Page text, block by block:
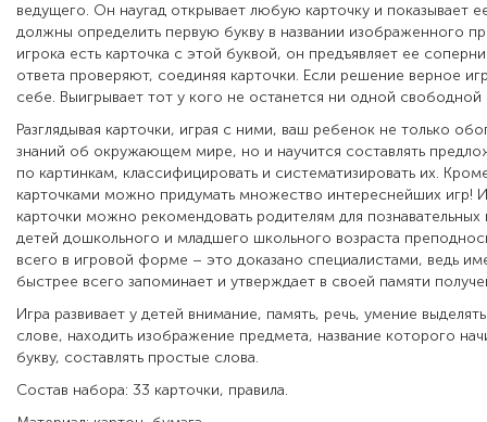
ведущего. Он наугад открывает любую карточку и показывает
должны определить первую букву в названии изображенного
игрока есть карточка с этой буквой, он предъявляет ее
ответа проверяют, соединяя карточки. Если решение верное
себе. Выигрывает тот у кого не останется ни одной свободной
Разглядывая карточки, играя с ними, ваш ребенок не только
знаний об окружающем мире, но и научится составлять
по картинкам, классифицировать и систематизировать их.
карточками можно придумать множество интереснейших игр!
карточки можно рекомендовать родителям для познавательных
детей дошкольного и младшего школьного возраста
всего в игровой форме – это доказано специалистами, ведь
быстрее всего запоминает и утверждает в своей памяти
Игра развивает у детей внимание, память, речь, умение
слове, находить изображение предмета, название которого
букву, составлять простые слова.
Состав набора: 33 карточки, правила.